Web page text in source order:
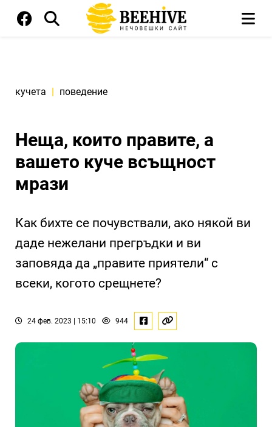
кучета | поведение
Неща, които правите, a
вашето куче всъщност
мрази
Как бихте се почувствали, ако някой ви
даде нежелани прегръдки и ви
заповяда да „правите приятели“ с
всеки, когото срещнете?
24 фев. 2023 | 15:10 944